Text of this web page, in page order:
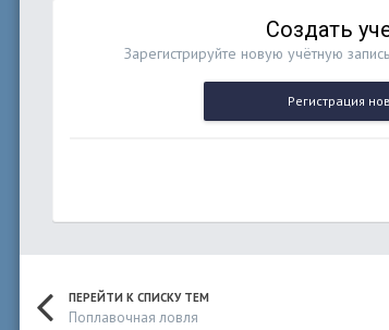
Создать
Зарегистрируйте новую учётную
Регистрация
ПЕРЕЙТИ К СПИСКУ ТЕМ
Поплавочная ловля